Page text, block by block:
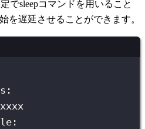
でsleepコマンドを用いること
を遅延させることができます。
:
: